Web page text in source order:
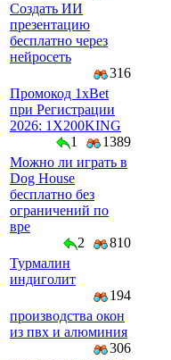
Создать ИИ
презентацию
бесплатно через
нейросеть
316
Промокод 1xBet
при Регистрации
2026: 1X200KING
1
1389
Можно ли играть в
Dog House
бесплатно без
ограничений по
вре
2
810
Турмалин
индиголит
194
производства окон
из пвх и алюминия
306